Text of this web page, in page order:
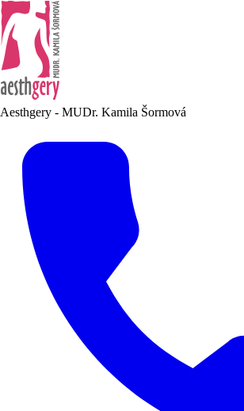
Aesthgery - MUDr. Kamila Šormová